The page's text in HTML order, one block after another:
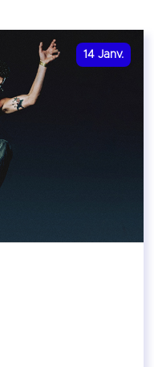
14 Janv.